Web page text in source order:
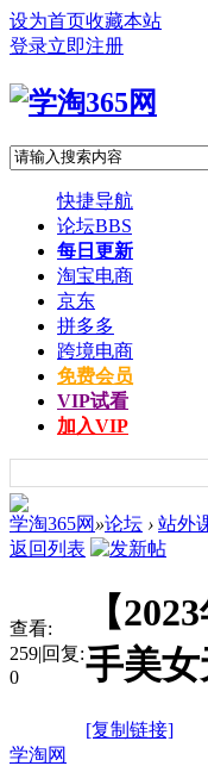
设为首页收藏本站
登录立即注册
快捷导航
论坛BBS
每日更新
淘宝电商
京东
拼多多
跨境电商
免费会员
VIP试看
加入VIP
学淘365网 »论坛 › 站外
返回列表
查看:
259|回复:
0
【
手美
[复制链接]
学淘网